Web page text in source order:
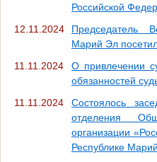
Российской
12.11.2024
Председатель
Марий Эл
11.11.2024
О привлечении
обязанностей
11.11.2024
Состоялось
отделения
организации
Республике